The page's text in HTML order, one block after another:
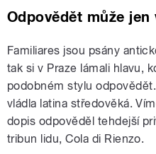
Odpovědět může jen
Familiares jsou psány
tak si v Praze lámali hlavu,
podobném stylu
vládla latina středověká.
dopis odpověděl tehdejší
tribun lidu, Cola di Rienzo.